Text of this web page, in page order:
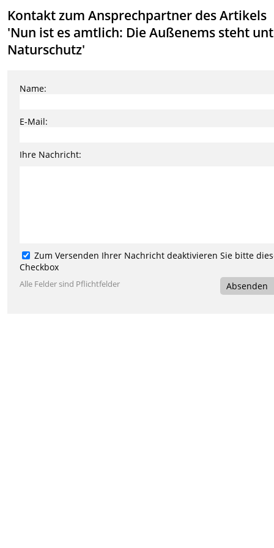
Kontakt zum Ansprechpartner des Artikels
'Nun ist es amtlich: Die Außenems steht
Naturschutz'
Name:
E-Mail:
Ihre Nachricht:
Zum Versenden Ihrer Nachricht deaktivieren Sie bitte
Checkbox
Alle Felder sind Pflichtfelder Absenden